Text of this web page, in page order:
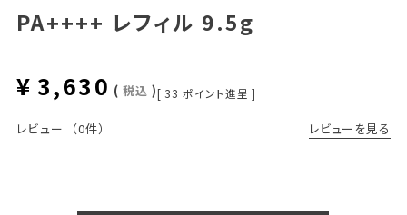
PA++++ レフィル 9.5g
¥ 3,630 税込 [ 33 ポイント進呈 ]
レビュー （0件） レビューを見る